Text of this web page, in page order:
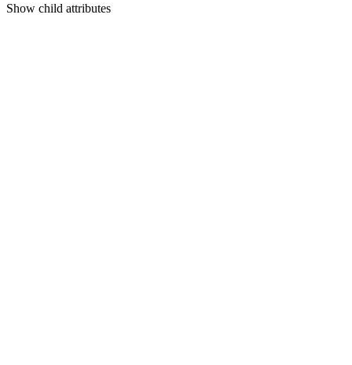
Show child attributes